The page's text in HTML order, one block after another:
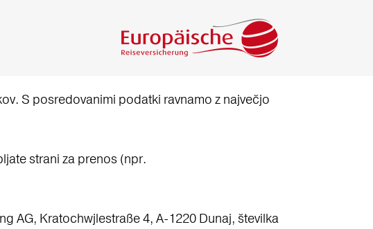
S posredovanimi podatki ravnamo z največjo
strani za prenos (npr.
AG, Kratochwjlestraße 4, A-1220 Dunaj, številka